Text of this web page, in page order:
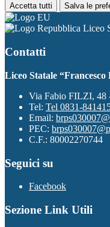
Accetta tutti Salva le
Liceo
Contatti
Liceo Statale “Francesco
Via Fabio FILZI, 48
Tel: Tel 0831-
Email:
PEC:
C.F.: 80002270744
Seguici su
Facebook
Sezione Link Utili